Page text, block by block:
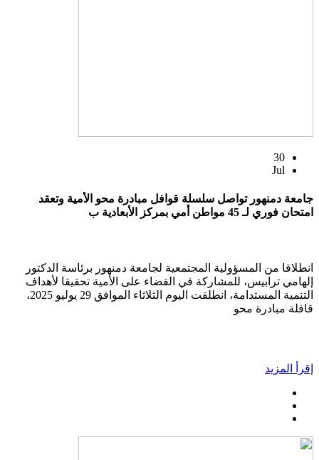
30
Jul
جامعة دمنهور تواصل سلسلة قوافل مبادرة محو الأمية وتعقد
امتحان فوري لـ 45 مواطن أمي بمركز الأبعادية ب
انطلاقا من المسؤولية المجتمعية لجامعة دمنهور برئاسة الدكتور
إلهامي ترابيس، للمشاركة في القضاء على الأمية تحقيقا لأهداف
التنمية المستدامة، انطلقت اليوم الثلاثاء الموافق 29 يوليو 2025،
قافلة مبادرة محو
إقرأ المزيد